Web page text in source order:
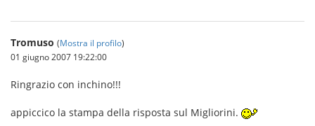
Tromuso (Mostra il profilo)
01 giugno 2007 19:22:00
Ringrazio con inchino!!!
appiccico la stampa della risposta sul Migliorini.